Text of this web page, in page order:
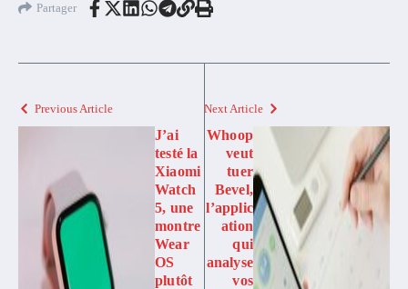
Partager
Previous Article
J’ai
testé la
Xiaomi
Watch
5, une
montre
Wear
OS
plutôt
Next Article
Whoop
veut
tuer
Bevel,
l’applic
ation
qui
analyse
vos